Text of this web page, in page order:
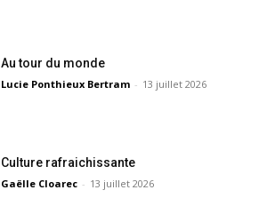
Au tour du monde
Lucie Ponthieux Bertram - 13 juillet 2026
Culture rafraichissante
Gaëlle Cloarec - 13 juillet 2026